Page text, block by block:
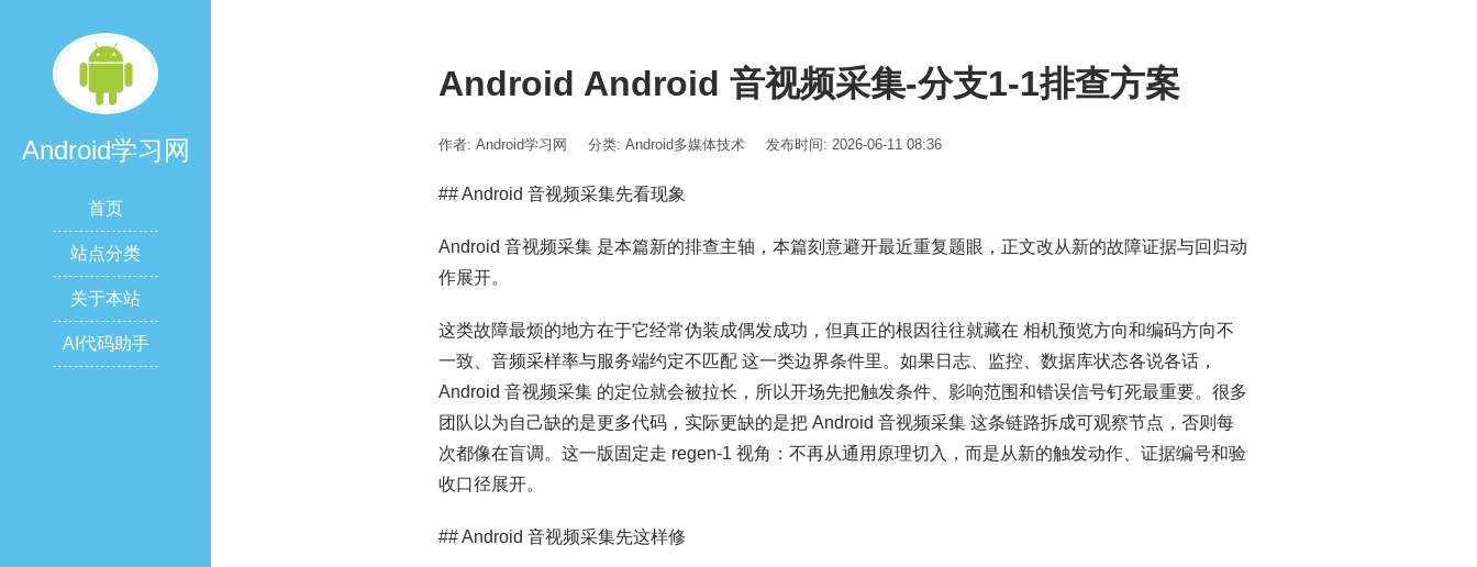
Android学习网
首页
站点分类
关于本站
AI代码助手
Android Android 音视频采集-分支1-1排查方案
作者: Android学习网 分类: Android多媒体技术 发布时间: 2026-06-11 08:36
## Android 音视频采集先看现象
Android 音视频采集 是本篇新的排查主轴，本篇刻意避开最近重复题眼，正文改从新的故障证据与回归动
作展开。
这类故障最烦的地方在于它经常伪装成偶发成功，但真正的根因往往就藏在 相机预览方向和编码方向不
一致、音频采样率与服务端约定不匹配 这一类边界条件里。如果日志、监控、数据库状态各说各话，
Android 音视频采集 的定位就会被拉长，所以开场先把触发条件、影响范围和错误信号钉死最重要。很多
团队以为自己缺的是更多代码，实际更缺的是把 Android 音视频采集 这条链路拆成可观察节点，否则每
次都像在盲调。这一版固定走 regen-1 视角：不再从通用原理切入，而是从新的触发动作、证据编号和验
收口径展开。
## Android 音视频采集先这样修